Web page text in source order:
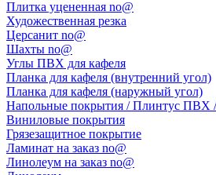
Плитка уцененная no@
Художественная резка
Церсанит no@
Шахты no@
Углы ПВХ для кафеля
Планка для кафеля (внутренний угол)
Планка для кафеля (наружный угол)
Напольные покрытия / Плинтус ПВХ
Виниловые покрытия
Грязезащитное покрытие
Ламинат на заказ no@
Линолеум на заказ no@